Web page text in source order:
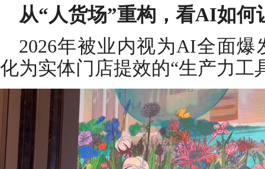
从“人货场”重构，看AI如何
2026年被业内视为AI全面
化为实体门店提效的“生产力工